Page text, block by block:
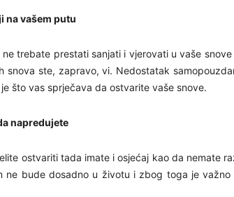
na vašem putu
trebate prestati sanjati i vjerovati u vaše
snova ste, zapravo, vi. Nedostatak
što vas sprječava da ostvarite vaše snove.
napredujete
ostvariti tada imate i osjećaj kao da nemate
ne bude dosadno u životu i zbog toga je